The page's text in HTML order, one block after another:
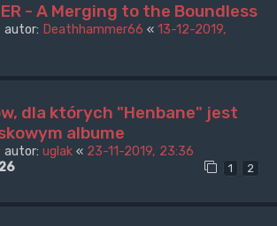
- A Merging to the Boundless
Deathhammer66 « 13-12-2019,
dla których "Henbane" jest
albume
uglak « 23-11-2019, 23:36
26 1 2